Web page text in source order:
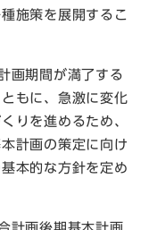
施策を展開するこ
画期間が満了する
もに、急激に変化
りを進めるため、
計画の策定に向け
本的な方針を定め